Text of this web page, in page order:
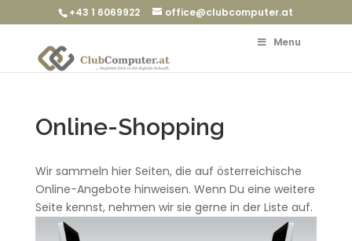
+43 1 6069922 office@clubcomputer.at
Menu
Online-Shopping
Wir sammeln hier Seiten, die auf österreichische
Online-Angebote hinweisen. Wenn Du eine weitere
Seite kennst, nehmen wir sie gerne in der Liste auf.